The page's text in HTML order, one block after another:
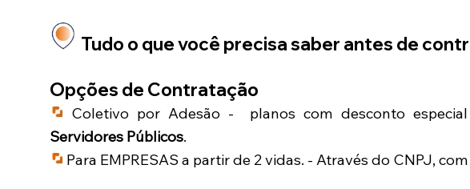
Tudo o que você precisa saber antes de
Opções de Contratação
Coletivo por Adesão - planos com desconto especial
Servidores Públicos.
Para EMPRESAS a partir de 2 vidas. - Através do CNPJ,